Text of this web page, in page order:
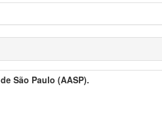
São Paulo (AASP).